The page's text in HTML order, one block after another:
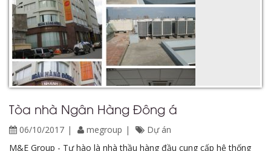
Tòa nhà Ngân Hàng Đông á
06/10/2017 megroup
Dự án
M&E Group - Tự hào là nhà thầu hàng đầu cung cấp hệ thống